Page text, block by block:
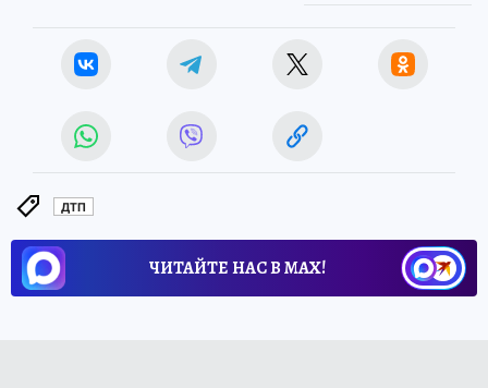
ДТП
ЧИТАЙТЕ НАС В МАХ!